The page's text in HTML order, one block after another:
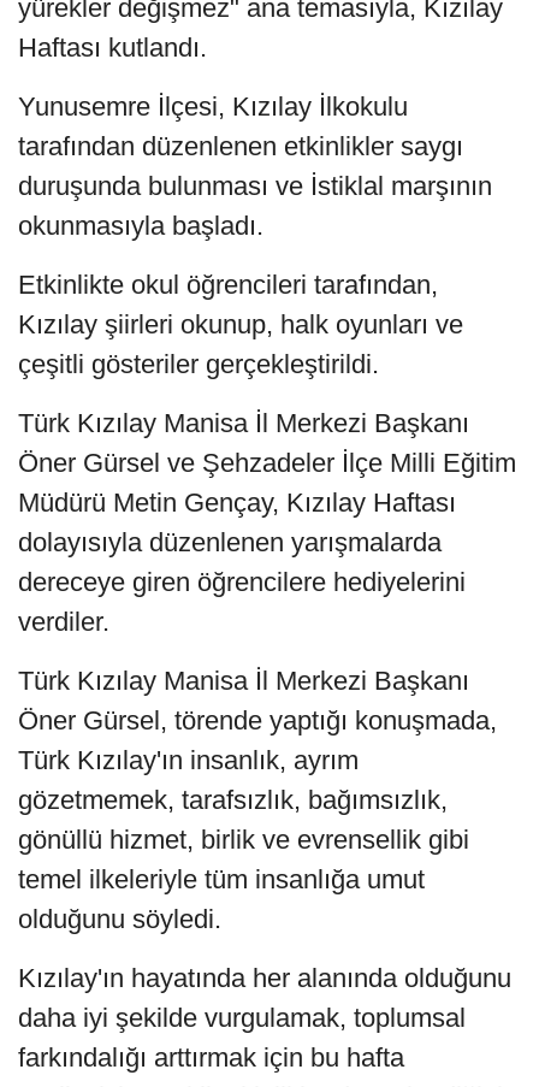
yürekler değişmez" ana temasıyla, Kızılay
Haftası kutlandı.
Yunusemre İlçesi, Kızılay İlkokulu
tarafından düzenlenen etkinlikler saygı
duruşunda bulunması ve İstiklal marşının
okunmasıyla başladı.
Etkinlikte okul öğrencileri tarafından,
Kızılay şiirleri okunup, halk oyunları ve
çeşitli gösteriler gerçekleştirildi.
Türk Kızılay Manisa İl Merkezi Başkanı
Öner Gürsel ve Şehzadeler İlçe Milli Eğitim
Müdürü Metin Gençay, Kızılay Haftası
dolayısıyla düzenlenen yarışmalarda
dereceye giren öğrencilere hediyelerini
verdiler.
Türk Kızılay Manisa İl Merkezi Başkanı
Öner Gürsel, törende yaptığı konuşmada,
Türk Kızılay'ın insanlık, ayrım
gözetmemek, tarafsızlık, bağımsızlık,
gönüllü hizmet, birlik ve evrensellik gibi
temel ilkeleriyle tüm insanlığa umut
olduğunu söyledi.
Kızılay'ın hayatında her alanında olduğunu
daha iyi şekilde vurgulamak, toplumsal
farkındalığı arttırmak için bu hafta